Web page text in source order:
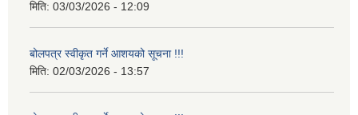
मिति: 03/03/2026 - 12:09
बोलपत्र स्वीकृत गर्ने आशयको सूचना !!!
मिति: 02/03/2026 - 13:57